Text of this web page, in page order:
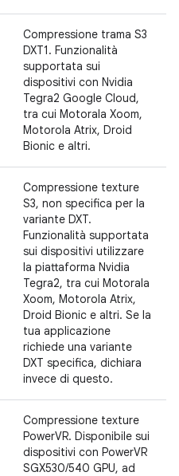
Compressione trama S3
DXT1. Funzionalità
supportata sui
dispositivi con Nvidia
Tegra2 Google Cloud,
tra cui Motorala Xoom,
Motorola Atrix, Droid
Bionic e altri.
Compressione texture
S3, non specifica per la
variante DXT.
Funzionalità supportata
sui dispositivi utilizzare
la piattaforma Nvidia
Tegra2, tra cui Motorala
Xoom, Motorola Atrix,
Droid Bionic e altri. Se la
tua applicazione
richiede una variante
DXT specifica, dichiara
invece di questo.
Compressione texture
PowerVR. Disponibile sui
dispositivi con PowerVR
SGX530/540 GPU, ad